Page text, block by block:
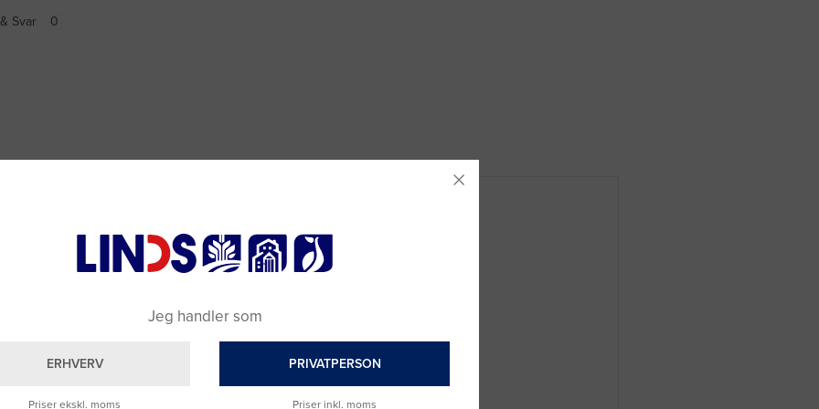
Svar
Jeg handler som
ERHVERV
Priser ekskl. moms
PRIVATPERSON
Priser inkl. moms